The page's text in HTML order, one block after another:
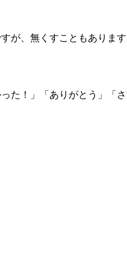
が、無くすこともあります
た！」「ありがとう」